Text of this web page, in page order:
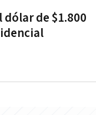
dólar de $1.800